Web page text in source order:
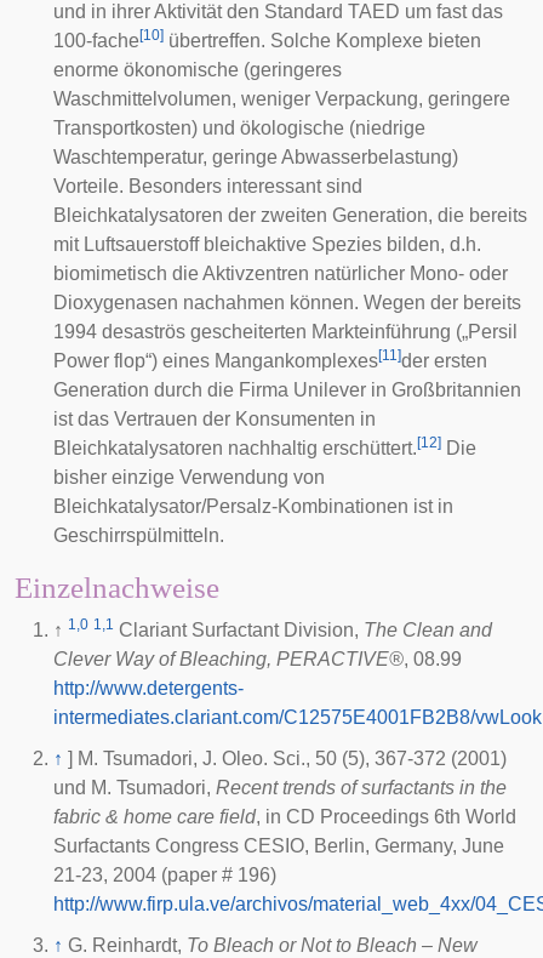
und in ihrer Aktivität den Standard TAED um fast das
100-fache [10] übertreffen. Solche Komplexe bieten
enorme ökonomische (geringeres
Waschmittelvolumen, weniger Verpackung, geringere
Transportkosten) und ökologische (niedrige
Waschtemperatur, geringe Abwasserbelastung)
Vorteile. Besonders interessant sind
Bleichkatalysatoren der zweiten Generation, die bereits
mit Luftsauerstoff bleichaktive Spezies bilden, d.h.
biomimetisch die Aktivzentren natürlicher Mono- oder
Dioxygenasen nachahmen können. Wegen der bereits
1994 desaströs gescheiterten Markteinführung („Persil
Power flop“) eines Mangankomplexes[11]der ersten
Generation durch die Firma Unilever in Großbritannien
ist das Vertrauen der Konsumenten in
Bleichkatalysatoren nachhaltig erschüttert. [12] Die
bisher einzige Verwendung von
Bleichkatalysator/Persalz-Kombinationen ist in
Geschirrspülmitteln.
Einzelnachweise
↑ 1,0 1,1 Clariant Surfactant Division, The Clean and
Clever Way of Bleaching, PERACTIVE®, 08.99
http://www.detergents-
intermediates.clariant.com/C12575E4001FB2B8/
↑ ] M. Tsumadori, J. Oleo. Sci., 50 (5), 367-372 (2001)
und M. Tsumadori, Recent trends of surfactants in the
fabric & home care field, in CD Proceedings 6th World
Surfactants Congress CESIO, Berlin, Germany, June
21-23, 2004 (paper # 196)
http://www.firp.ula.ve/archivos/material_web_4xx/
↑ G. Reinhardt, To Bleach or Not to Bleach – New